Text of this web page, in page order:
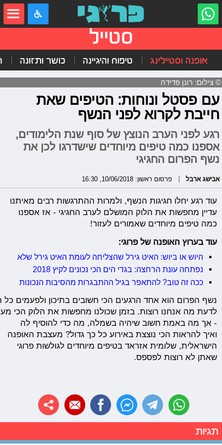
סטייל
אופנה וסטיילינג טיפוח והיגיינה כושר ותזונה
© צילום: רונן פדידה
עם פסטל ונוחות: הטיפים שאת
חייבת לקרוא לפני הנשף
רגע לפני הערב הנוצץ של סוף שנת הלימודים,
אספנו כמה טיפים מיוחדים שישדרגו לכן את
נשף הפרום החגיגי
אבישג ארבל פרסום ראשון: 10/06/2018, 16:30
עוד רגע יחלו חגיגות הנשף, ולמרות ההתרגשות רבים מאיתנו
עדיין מחפשות את הלוק המושלם לערב החגיגי - אז אספנו
כמה טיפים מיוחדים שאמורים לעזור!
עוד בערוץ האופנה של פרוגי:
היוש או ביוש: האיט גירל שהצליחה לעומת האיט גירל שלא
נפתחה עונת הרחצה: בגדי הים הכי נכונים לקיץ 2018
ככה זה טוב? להתאפר בגיל ההתבגרות מהסיבות הנכונות
נשף הפרום הוא אחד הרגעים הכי חשובים בתיכון ולפעמים
לדעת מה אנחנו רוצות. בזמן שכולנו מחפשות את הלוק הכי
- אך מה באמת חשוב שיהיה בשמלה, מה כדי להוסיף לה
ואיך להראות הכי נוצצת באירוע כל כך גדול? מעצבת האופנה
הישראלית, שלומית אזראד בטיפים מיוחדים לגולשות פרוגי
שאתן לא רוצות לפספס.
תגיות